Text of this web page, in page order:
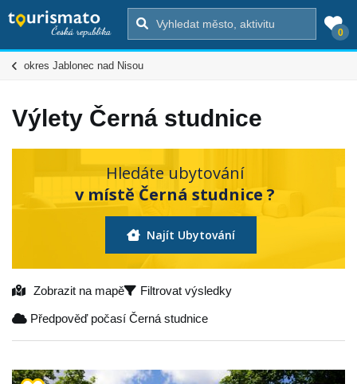
0
okres Jablonec nad Nisou
Výlety Černá studnice
Hledáte ubytování
v místě Černá studnice ?
Najít Ubytování
Zobrazit na mapě Filtrovat výsledky
Předpověď počasí Černá studnice